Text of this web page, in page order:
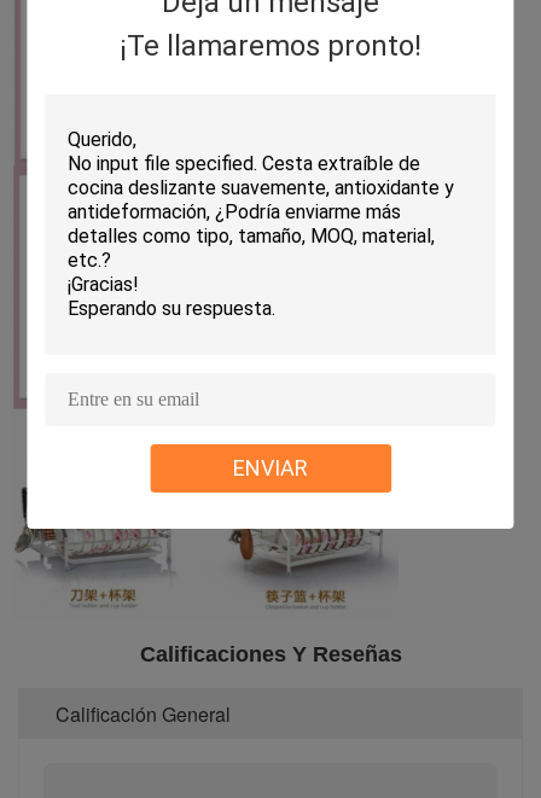
¡Te llamaremos pronto!
ENVIAR
Calificaciones Y Reseñas
Calificación General